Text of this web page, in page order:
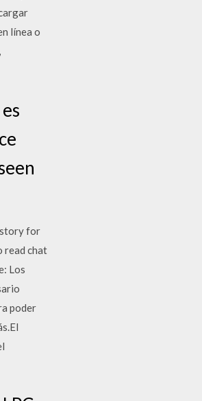
línea o
for
read chat
Los
poder